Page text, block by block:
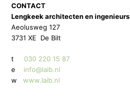
CONTACT
Lengkeek architecten en ingenieurs
Aeolusweg 127
3731 XE De Bilt
t030 220 15 87
e info@laib.nl
w
www.laib.nl